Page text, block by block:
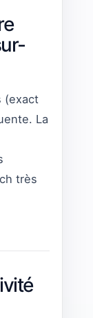
(exact
La
très